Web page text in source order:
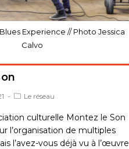
Experience // Photo Jessica
Calvo
Le réseau
culturelle Montez le Son
l’organisation de multiples
l’avez-vous déjà vu à l’œuvre